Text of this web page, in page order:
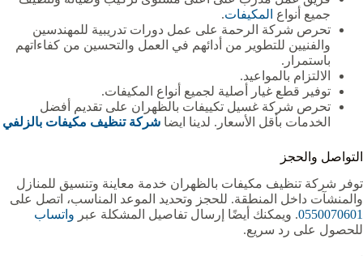
جميع أنواع المكيفات.
تحرص شركة الرحمة على عمل دورات تدريبية للمهندسين
والفنيين للتطوير من أدائهم في العمل والتحسين من كفاءاتهم
باستمرار.
الالتزام بالمواعيد.
توفير قطع غيار أصلية لجميع أنواع المكيفات.
تحرص شركة غسيل تكييفات بالظهران على تقديم أفضل
الخدمات بأقل الأسعار. لدينا ايضا شركة تنظيف مكيفات بالزلفي
التواصل والحجز
توفر شركة تنظيف مكيفات بالظهران خدمة معاينة وتنسيق للمنازل
والمنشآت داخل المنطقة. للحجز وتحديد الموعد المناسب، اتصل على
0550070601. ويمكنك أيضًا إرسال تفاصيل المشكلة عبر واتساب
للحصول على رد سريع.